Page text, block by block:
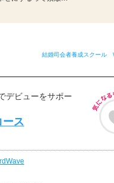
結婚司会者養成スクール
デビューをサポー
ス